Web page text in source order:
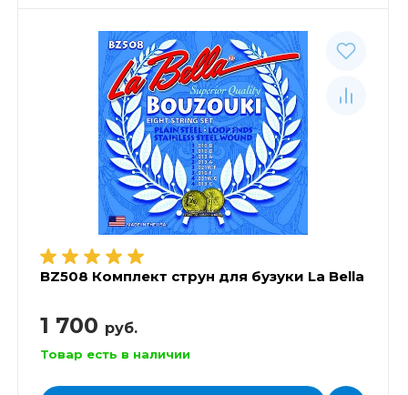
BZ508 Комплект струн для бузуки La Bella
1 700 руб.
Товар есть в наличии